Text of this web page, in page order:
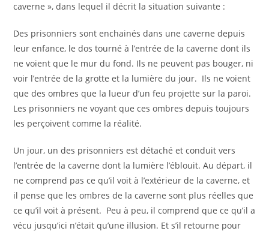
caverne », dans lequel il décrit la situation suivante :
Des prisonniers sont enchainés dans une caverne depuis
leur enfance, le dos tourné à l’entrée de la caverne dont ils
ne voient que le mur du fond. Ils ne peuvent pas bouger, ni
voir l’entrée de la grotte et la lumière du jour. Ils ne voient
que des ombres que la lueur d’un feu projette sur la paroi.
Les prisonniers ne voyant que ces ombres depuis toujours
les perçoivent comme la réalité.
Un jour, un des prisonniers est détaché et conduit vers
l’entrée de la caverne dont la lumière l’éblouit. Au départ, il
ne comprend pas ce qu’il voit à l’extérieur de la caverne, et
il pense que les ombres de la caverne sont plus réelles que
ce qu’il voit à présent. Peu à peu, il comprend que ce qu’il a
vécu jusqu’ici n’était qu’une illusion. Et s’il retourne pour